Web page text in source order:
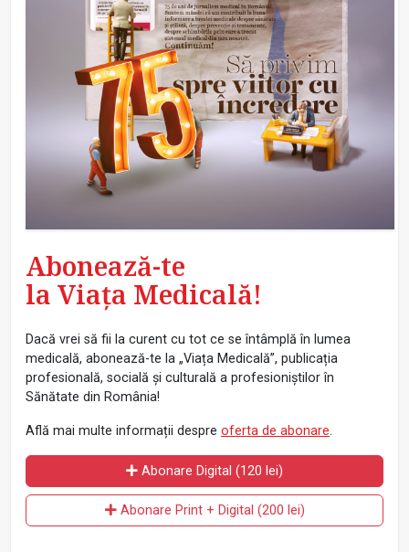
Abonează-te
la Viața Medicală!
Dacă vrei să fii la curent cu tot ce se întâmplă în lumea
medicală, abonează-te la „Viața Medicală”, publicația
profesională, socială și culturală a profesioniștilor în
Sănătate din România!
Află mai multe informații despre oferta de abonare.
Abonare Digital (120 lei)
Abonare Print + Digital (200 lei)